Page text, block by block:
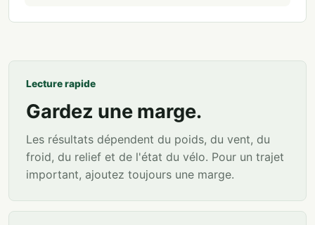
Lecture rapide
Gardez une marge.
Les résultats dépendent du poids, du vent, du
froid, du relief et de l'état du vélo. Pour un trajet
important, ajoutez toujours une marge.